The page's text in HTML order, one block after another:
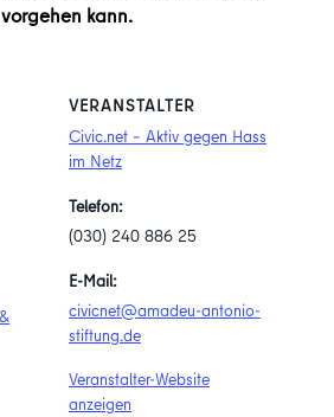
kann.
VERANSTALTER
Civic.net – Aktiv gegen Hass
im Netz
Telefon:
(030) 240 886 25
E-Mail:
civicnet@amadeu-antonio-
stiftung.de
Veranstalter-Website
anzeigen